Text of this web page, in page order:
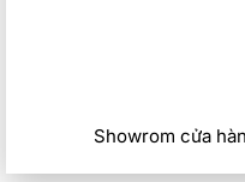
Kích hoạt năng suất tối
Showrom cửa